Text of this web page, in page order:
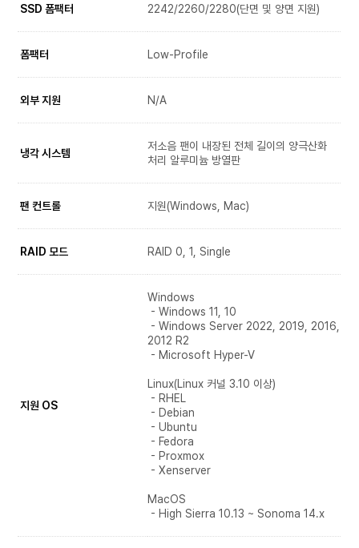
SSD 폼팩터 2242/2260/2280(단면 및 양면 지원)
폼팩터 Low-Profile
외부 지원 N/A
냉각 시스템
저소음 팬이 내장된 전체 길이의 양극산화
처리 알루미늄 방열판
팬 컨트롤 지원(Windows, Mac)
RAID 모드 RAID 0, 1, Single
지원 OS
Windows
- Windows 11, 10
- Windows Server 2022, 2019, 2016,
2012 R2
- Microsoft Hyper-V
Linux(Linux 커널 3.10 이상)
- RHEL
- Debian
- Ubuntu
- Fedora
- Proxmox
- Xenserver
MacOS
- High Sierra 10.13 ~ Sonoma 14.x